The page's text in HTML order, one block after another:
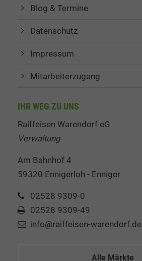
Blog & Termine
Datenschutz
Impressum
Mitarbeiterzugang
IHR WEG ZU UNS
Raiffeisen Warendorf eG
Verwaltung
Am Bahnhof 4
59320 Ennigerloh - Enniger
02528 9309-0
02528 9309-49
info@raiffeisen-warendorf.de
Alle Märkte